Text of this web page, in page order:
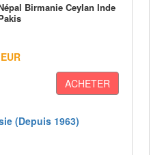
Birmanie Ceylan Inde
ACHETER
(Depuis 1963)